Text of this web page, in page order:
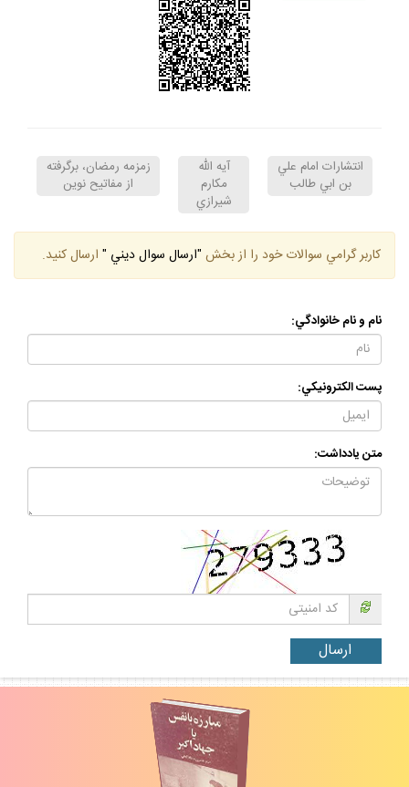
انتشارات امام علي
بن ابي طالب
آيه الله
مكارم
شيرازي
زمزمه رمضان، برگرفته
از مفاتيح نوين
كاربر گرامي سوالات خود را از بخش "ارسال سوال ديني " ارسال كنيد.
نام و نام خانوادگي:
پست الكترونيكي:
متن يادداشت: